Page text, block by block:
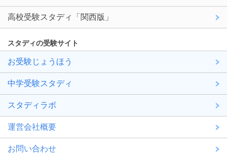
高校受験スタディ「関西版」
スタディの受験サイト
お受験じょうほう
中学受験スタディ
スタディラボ
運営会社概要
お問い合わせ